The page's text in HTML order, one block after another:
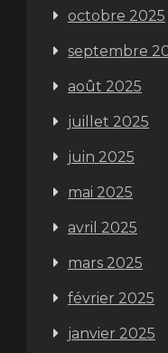
octobre 2025
septembre
août 2025
juillet 2025
juin 2025
mai 2025
avril 2025
mars 2025
février 2025
janvier 2025